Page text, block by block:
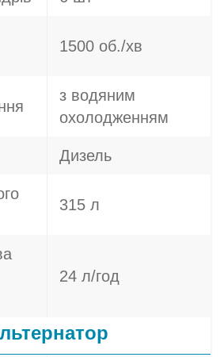
1500 об./хв
з водяним
охолодженням
Дизель
315 л
24 л/год